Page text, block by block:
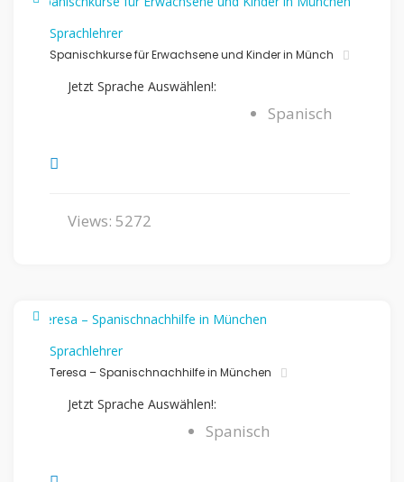
Sprachlehrer
Spanischkurse für Erwachsene und Kinder in Münch
Jetzt Sprache Auswählen!:
Spanisch
Views: 5272
Sprachlehrer
Teresa – Spanischnachhilfe in München
Jetzt Sprache Auswählen!:
Spanisch